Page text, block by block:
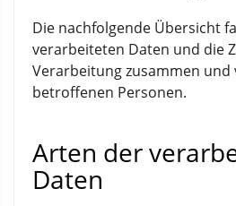
Die nachfolgende Übersicht
verarbeiteten Daten und die
Verarbeitung zusammen und
betroffenen Personen.
Arten der
Daten